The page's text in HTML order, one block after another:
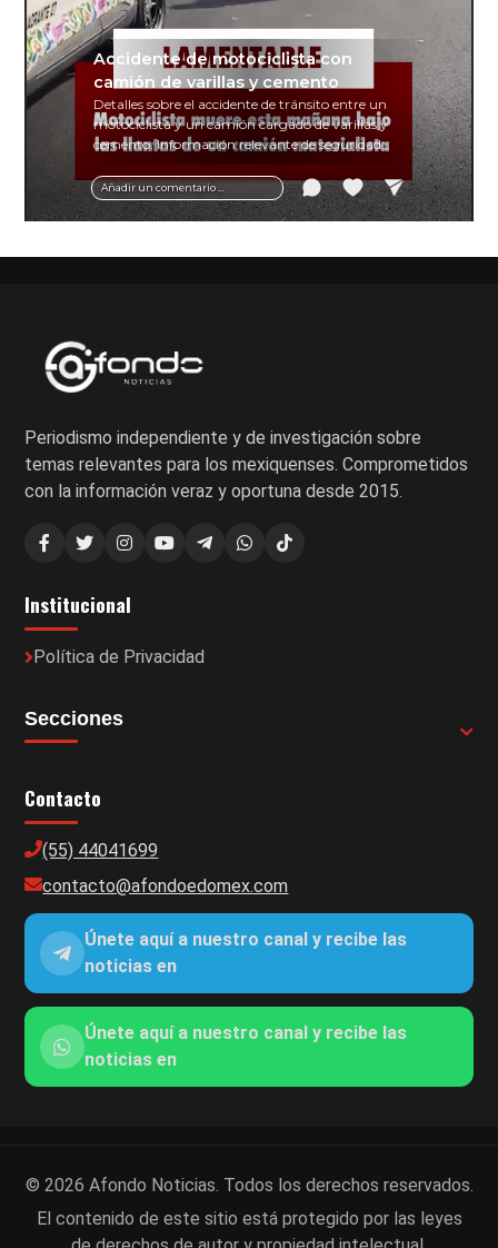
Añadir un comentario ...
Accidente de motociclista con
camión de varillas y cemento
Detalles sobre el accidente de tránsito entre un
motociclista y un camión cargado de varillas y
cemento. Información relevante de seguridad
vial y recomendaciones para motociclistas.
Periodismo independiente y de investigación sobre
temas relevantes para los mexiquenses. Comprometidos
con la información veraz y oportuna desde 2015.
Institucional
Política de Privacidad
Secciones
Contacto
(55) 44041699
contacto@afondoedomex.com
Únete aquí a nuestro canal y recibe las
noticias en
Únete aquí a nuestro canal y recibe las
noticias en
© 2026 Afondo Noticias. Todos los derechos reservados.
El contenido de este sitio está protegido por las leyes